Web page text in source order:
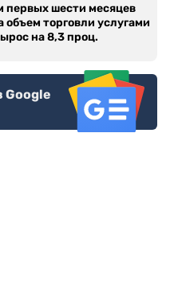
первых шести месяцев
объем торговли услугами
на 8,3 проц.
Google